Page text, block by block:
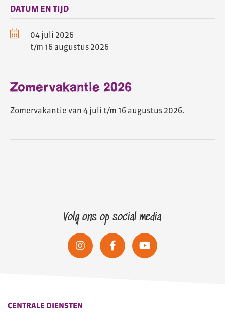
Zomervakantie 2026
Zomervakantie van 4 juli t/m 16 augustus 2026.
DATUM EN TIJD
04 juli 2026
t/m 16 augustus 2026
Volg ons op social media
CENTRALE DIENSTEN